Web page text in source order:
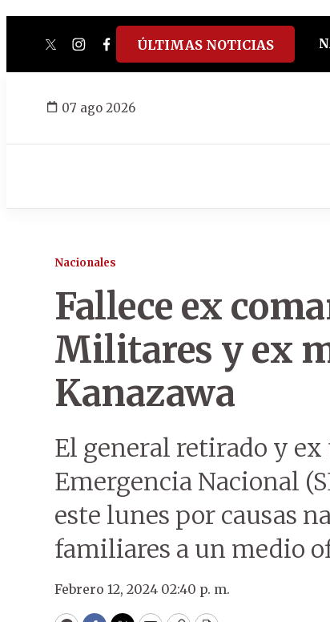
twitterinstagram
facebook
tiktokyoutube
spotify
ÚLTIMAS NOTICIAS
07 ago 2026
Nacionales
Fallece ex
Militares y ex
Kanazawa
El general retirado y
Emergencia Nacional
este lunes por causas
familiares a un medio
Febrero 12, 2024 02:40 p. m.